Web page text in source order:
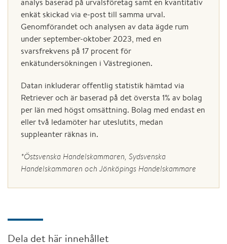
analys baserad på urvalsföretag samt en kvantitativ
enkät skickad via e-post till samma urval.
Genomförandet och analysen av data ägde rum
under september-oktober 2023, med en
svarsfrekvens på 17 procent för
enkätundersökningen i Västregionen.
Datan inkluderar offentlig statistik hämtad via
Retriever och är baserad på det översta 1% av bolag
per län med högst omsättning. Bolag med endast en
eller två ledamöter har uteslutits, medan
suppleanter räknas in.
*Östsvenska Handelskammaren, Sydsvenska
Handelskammaren och Jönköpings Handelskammare
Dela det här innehållet